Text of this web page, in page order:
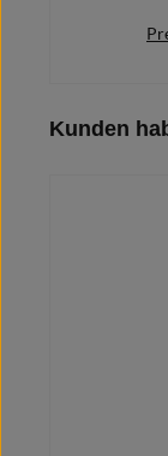
Kunden